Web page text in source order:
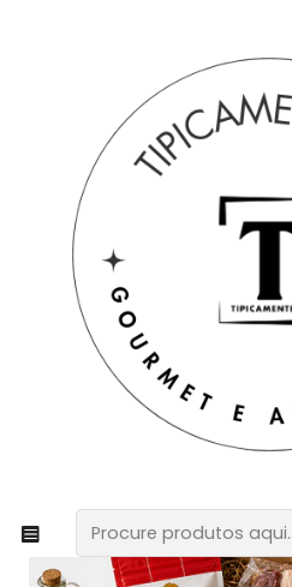
Cabaz Petiscos Tradicionais